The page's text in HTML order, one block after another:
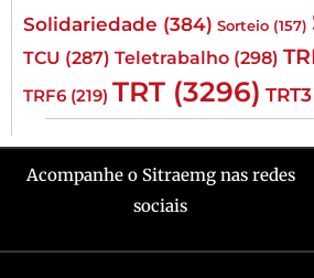
Solidariedade (384) Sorteio (157)
TCU (287) Teletrabalho (298)
TRF6 (219) TRT (3296) TRT3
Acompanhe o Sitraemg nas redes
sociais